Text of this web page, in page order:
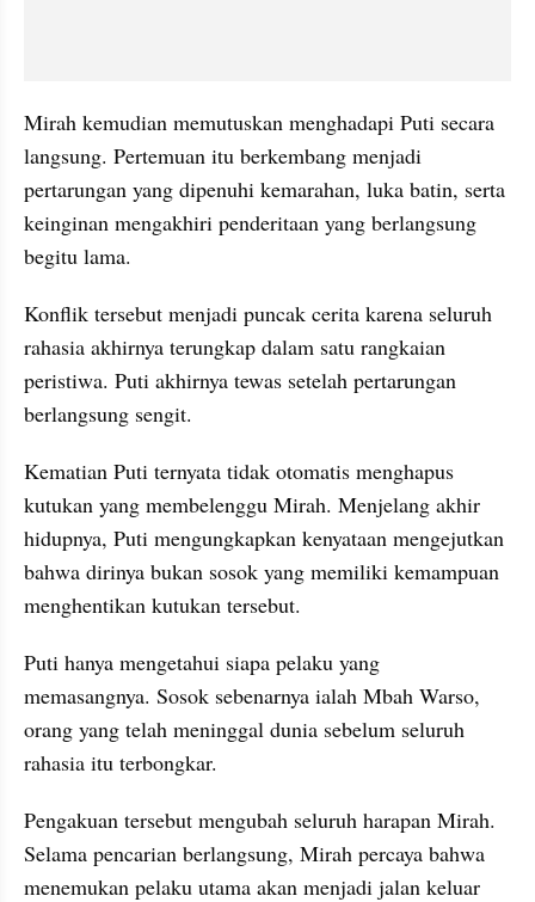
Mirah kemudian memutuskan menghadapi Puti secara
langsung. Pertemuan itu berkembang menjadi
pertarungan yang dipenuhi kemarahan, luka batin, serta
keinginan mengakhiri penderitaan yang berlangsung
begitu lama.
Konflik tersebut menjadi puncak cerita karena seluruh
rahasia akhirnya terungkap dalam satu rangkaian
peristiwa. Puti akhirnya tewas setelah pertarungan
berlangsung sengit.
Kematian Puti ternyata tidak otomatis menghapus
kutukan yang membelenggu Mirah. Menjelang akhir
hidupnya, Puti mengungkapkan kenyataan mengejutkan
bahwa dirinya bukan sosok yang memiliki kemampuan
menghentikan kutukan tersebut.
Puti hanya mengetahui siapa pelaku yang
memasangnya. Sosok sebenarnya ialah Mbah Warso,
orang yang telah meninggal dunia sebelum seluruh
rahasia itu terbongkar.
Pengakuan tersebut mengubah seluruh harapan Mirah.
Selama pencarian berlangsung, Mirah percaya bahwa
menemukan pelaku utama akan menjadi jalan keluar